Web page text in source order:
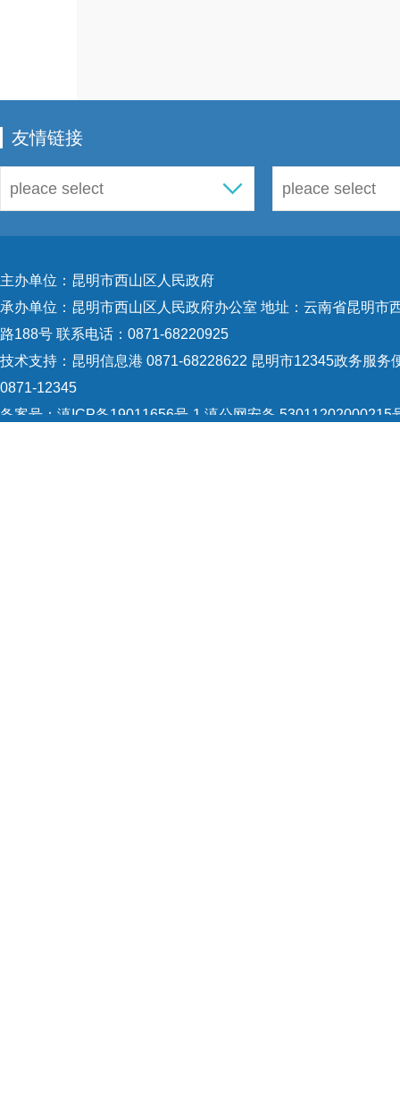
友情链接
主办单位：昆明市西山区人民政府
承办单位：昆明市西山区人民政府办公室 地址：云南省昆明市
路188号 联系电话：0871-68220925
技术支持： 昆明信息港 0871-68228622 昆明市12345政务服务
0871-12345
备案号： 滇ICP备19011656号-1 滇公网安备 53011202000215